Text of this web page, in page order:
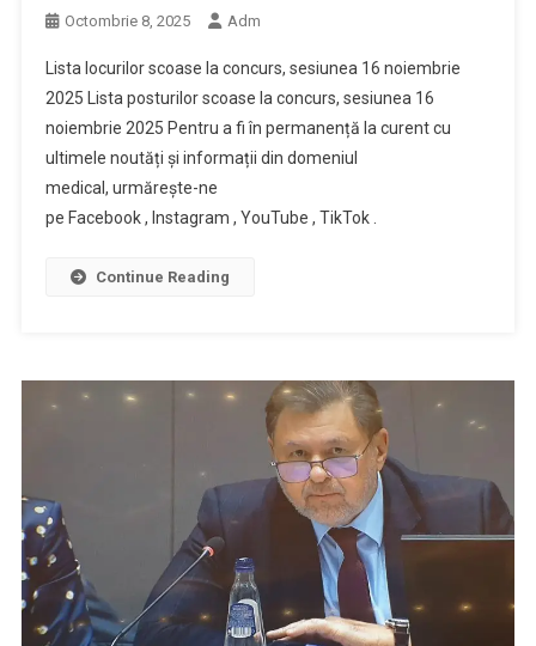
Octombrie 8, 2025 Adm
Lista locurilor scoase la concurs, sesiunea 16 noiembrie
2025 Lista posturilor scoase la concurs, sesiunea 16
noiembrie 2025 Pentru a fi în permanență la curent cu
ultimele noutăți și informații din domeniul
medical, urmărește-ne
pe Facebook , Instagram , YouTube , TikTok .
Continue Reading